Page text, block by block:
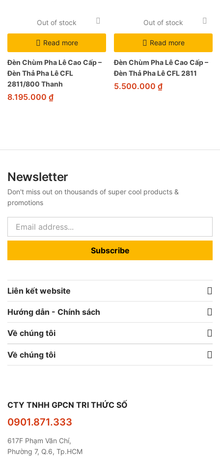
Out of stock
Read more
Đèn Chùm Pha Lê Cao Cấp –
Đèn Thả Pha Lê CFL
2811/800 Thanh
8.195.000 ₫
Out of stock
Read more
Đèn Chùm Pha Lê Cao Cấp –
Đèn Thả Pha Lê CFL 2811
5.500.000 ₫
Newsletter
Don't miss out on thousands of super cool products &
promotions
Subscribe
Liên kết website
Hướng dẫn - Chính sách
Về chúng tôi
Về chúng tôi
CTY TNHH GPCN TRI THỨC SỐ
0901.871.333
617F Phạm Văn Chí,
Phường 7, Q.6, Tp.HCM